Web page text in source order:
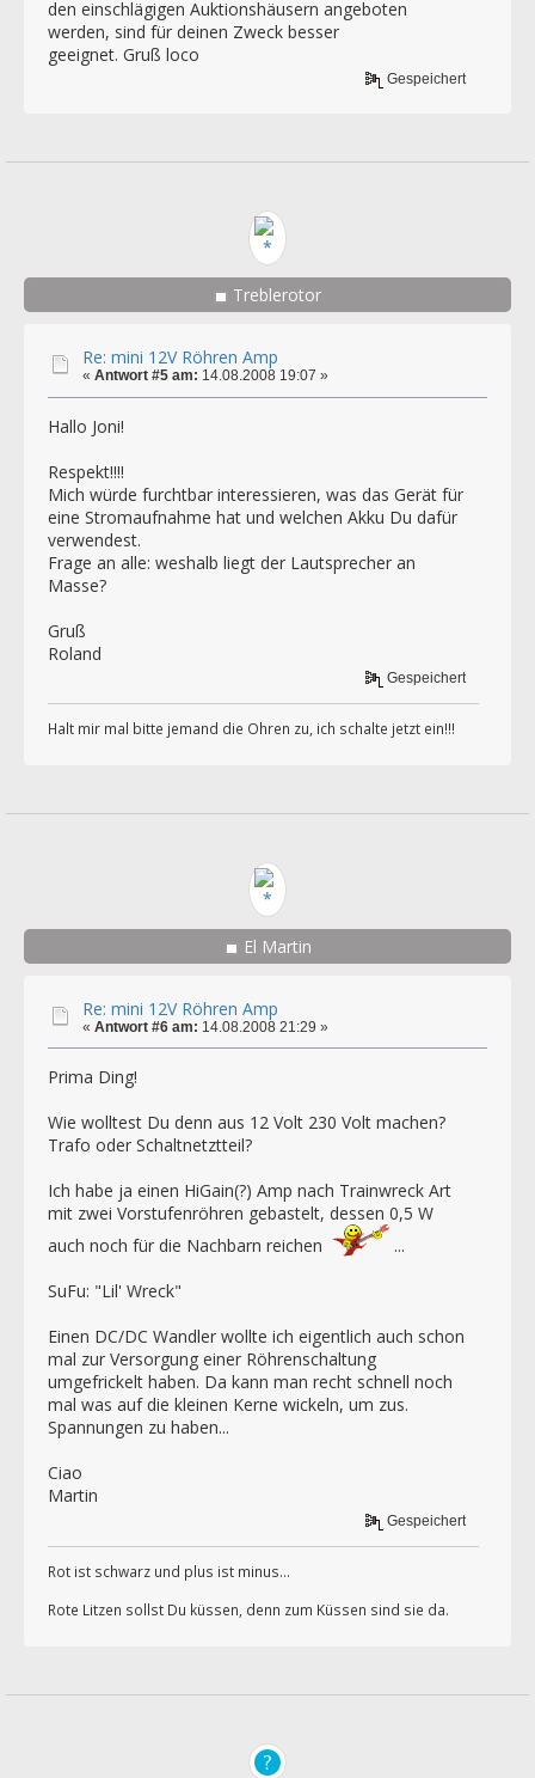
den einschlägigen Auktionshäusern angeboten
werden, sind für deinen Zweck besser
geeignet. Gruß loco
Gespeichert
Treblerotor
Re: mini 12V Röhren Amp
« Antwort #5 am: 14.08.2008 19:07 »
Hallo Joni!
Respekt!!!!
Mich würde furchtbar interessieren, was das Gerät für
eine Stromaufnahme hat und welchen Akku Du dafür
verwendest.
Frage an alle: weshalb liegt der Lautsprecher an
Masse?
Gruß
Roland
Gespeichert
Halt mir mal bitte jemand die Ohren zu, ich schalte jetzt ein!!!
El Martin
Re: mini 12V Röhren Amp
« Antwort #6 am: 14.08.2008 21:29 »
Prima Ding!
Wie wolltest Du denn aus 12 Volt 230 Volt machen?
Trafo oder Schaltnetztteil?
Ich habe ja einen HiGain(?) Amp nach Trainwreck Art
mit zwei Vorstufenröhren gebastelt, dessen 0,5 W
auch noch für die Nachbarn reichen
...
SuFu: "Lil' Wreck"
Einen DC/DC Wandler wollte ich eigentlich auch schon
mal zur Versorgung einer Röhrenschaltung
umgefrickelt haben. Da kann man recht schnell noch
mal was auf die kleinen Kerne wickeln, um zus.
Spannungen zu haben...
Ciao
Martin
Gespeichert
Rot ist schwarz und plus ist minus...
Rote Litzen sollst Du küssen, denn zum Küssen sind sie da.